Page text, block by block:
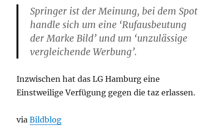
Springer ist der Meinung, bei dem Spot
handle sich um eine ‘Rufausbeutung
der Marke Bild’ und um ‘unzulässige
vergleichende Werbung’.
Inzwischen hat das LG Hamburg eine
Einstweilige Verfügung gegen die taz erlassen.
viaBildblog